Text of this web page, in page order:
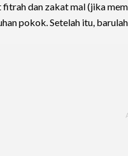
dan zakat mal (jika
pokok. Setelah itu,